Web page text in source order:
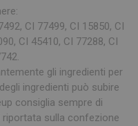
CI 77499, CI 15850, CI
CI 45410, CI 77288, CI
gli ingredienti per
ingredienti può subire
consiglia sempre di
riportata sulla confezione